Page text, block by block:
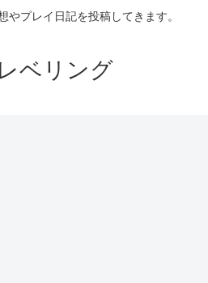
やプレイ日記を投稿してきます。
ベリング